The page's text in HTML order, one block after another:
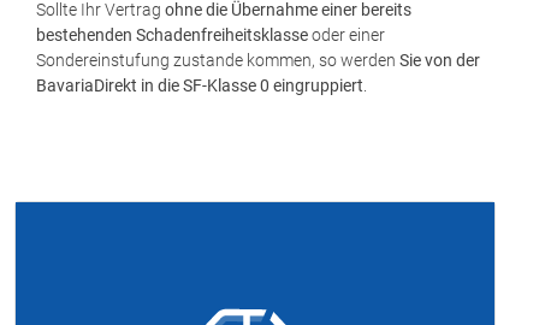
Sollte Ihr Vertrag ohne die Übernahme einer bereits
bestehenden Schadenfreiheitsklasseoder einer
Sondereinstufung zustande kommen, so werden Sie von der
BavariaDirekt in die SF-Klasse 0 eingruppiert